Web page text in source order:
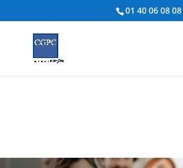
01 40 06 08 08